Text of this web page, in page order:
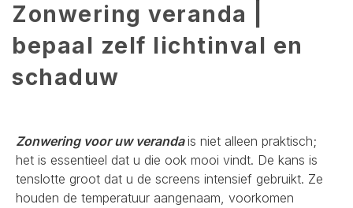
Zonwering veranda |
bepaal zelf lichtinval en
schaduw
Zonwering voor uw verandais niet alleen praktisch;
het is essentieel dat u die ook mooi vindt. De kans is
tenslotte groot dat u de screens intensief gebruikt. Ze
houden de temperatuur aangenaam, voorkomen